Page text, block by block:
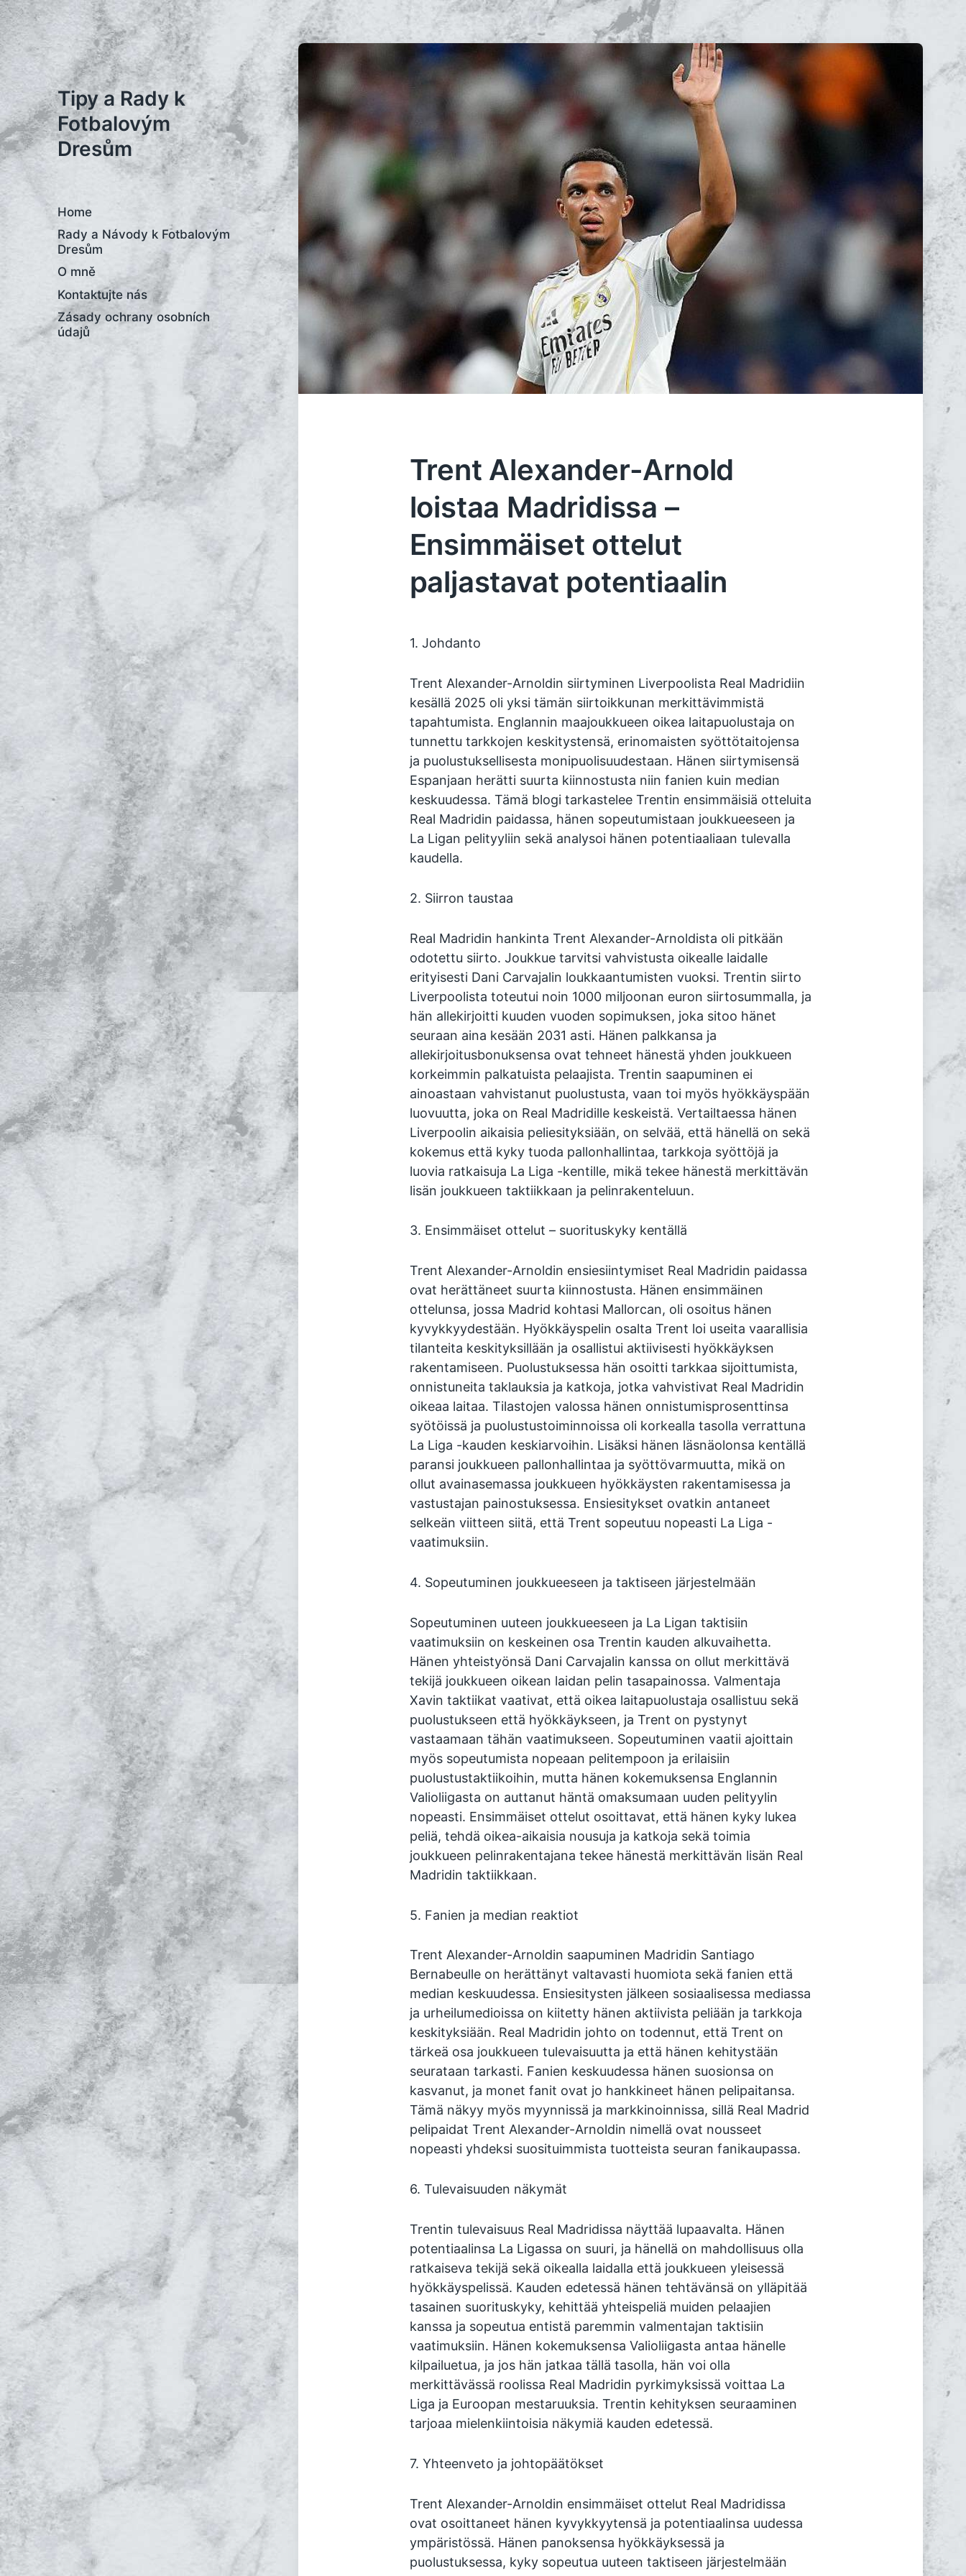
Tipy a Rady k
Fotbalovým
Dresům
Home
Rady a Návody k Fotbalovým
Dresům
O mně
Kontaktujte nás
Zásady ochrany osobních
údajů
Trent Alexander-Arnold
loistaa Madridissa –
Ensimmäiset ottelut
paljastavat potentiaalin
1. Johdanto
Trent Alexander-Arnoldin siirtyminen Liverpoolista Real Madridiin
kesällä 2025 oli yksi tämän siirtoikkunan merkittävimmistä
tapahtumista. Englannin maajoukkueen oikea laitapuolustaja on
tunnettu tarkkojen keskitystensä, erinomaisten syöttötaitojensa
ja puolustuksellisesta monipuolisuudestaan. Hänen siirtymisensä
Espanjaan herätti suurta kiinnostusta niin fanien kuin median
keskuudessa. Tämä blogi tarkastelee Trentin ensimmäisiä otteluita
Real Madridin paidassa, hänen sopeutumistaan joukkueeseen ja
La Ligan pelityyliin sekä analysoi hänen potentiaaliaan tulevalla
kaudella.
2. Siirron taustaa
Real Madridin hankinta Trent Alexander-Arnoldista oli pitkään
odotettu siirto. Joukkue tarvitsi vahvistusta oikealle laidalle
erityisesti Dani Carvajalin loukkaantumisten vuoksi. Trentin siirto
Liverpoolista toteutui noin 1000 miljoonan euron siirtosummalla, ja
hän allekirjoitti kuuden vuoden sopimuksen, joka sitoo hänet
seuraan aina kesään 2031 asti. Hänen palkkansa ja
allekirjoitusbonuksensa ovat tehneet hänestä yhden joukkueen
korkeimmin palkatuista pelaajista. Trentin saapuminen ei
ainoastaan vahvistanut puolustusta, vaan toi myös hyökkäyspään
luovuutta, joka on Real Madridille keskeistä. Vertailtaessa hänen
Liverpoolin aikaisia peliesityksiään, on selvää, että hänellä on sekä
kokemus että kyky tuoda pallonhallintaa, tarkkoja syöttöjä ja
luovia ratkaisuja La Liga -kentille, mikä tekee hänestä merkittävän
lisän joukkueen taktiikkaan ja pelinrakenteluun.
3. Ensimmäiset ottelut – suorituskyky kentällä
Trent Alexander-Arnoldin ensiesiintymiset Real Madridin paidassa
ovat herättäneet suurta kiinnostusta. Hänen ensimmäinen
ottelunsa, jossa Madrid kohtasi Mallorcan, oli osoitus hänen
kyvykkyydestään. Hyökkäyspelin osalta Trent loi useita vaarallisia
tilanteita keskityksillään ja osallistui aktiivisesti hyökkäyksen
rakentamiseen. Puolustuksessa hän osoitti tarkkaa sijoittumista,
onnistuneita taklauksia ja katkoja, jotka vahvistivat Real Madridin
oikeaa laitaa. Tilastojen valossa hänen onnistumisprosenttinsa
syötöissä ja puolustustoiminnoissa oli korkealla tasolla verrattuna
La Liga -kauden keskiarvoihin. Lisäksi hänen läsnäolonsa kentällä
paransi joukkueen pallonhallintaa ja syöttövarmuutta, mikä on
ollut avainasemassa joukkueen hyökkäysten rakentamisessa ja
vastustajan painostuksessa. Ensiesitykset ovatkin antaneet
selkeän viitteen siitä, että Trent sopeutuu nopeasti La Liga -
vaatimuksiin.
4. Sopeutuminen joukkueeseen ja taktiseen järjestelmään
Sopeutuminen uuteen joukkueeseen ja La Ligan taktisiin
vaatimuksiin on keskeinen osa Trentin kauden alkuvaihetta.
Hänen yhteistyönsä Dani Carvajalin kanssa on ollut merkittävä
tekijä joukkueen oikean laidan pelin tasapainossa. Valmentaja
Xavin taktiikat vaativat, että oikea laitapuolustaja osallistuu sekä
puolustukseen että hyökkäykseen, ja Trent on pystynyt
vastaamaan tähän vaatimukseen. Sopeutuminen vaatii ajoittain
myös sopeutumista nopeaan pelitempoon ja erilaisiin
puolustustaktiikoihin, mutta hänen kokemuksensa Englannin
Valioliigasta on auttanut häntä omaksumaan uuden pelityylin
nopeasti. Ensimmäiset ottelut osoittavat, että hänen kyky lukea
peliä, tehdä oikea-aikaisia nousuja ja katkoja sekä toimia
joukkueen pelinrakentajana tekee hänestä merkittävän lisän Real
Madridin taktiikkaan.
5. Fanien ja median reaktiot
Trent Alexander-Arnoldin saapuminen Madridin Santiago
Bernabeulle on herättänyt valtavasti huomiota sekä fanien että
median keskuudessa. Ensiesitysten jälkeen sosiaalisessa mediassa
ja urheilumedioissa on kiitetty hänen aktiivista peliään ja tarkkoja
keskityksiään. Real Madridin johto on todennut, että Trent on
tärkeä osa joukkueen tulevaisuutta ja että hänen kehitystään
seurataan tarkasti. Fanien keskuudessa hänen suosionsa on
kasvanut, ja monet fanit ovat jo hankkineet hänen pelipaitansa.
Tämä näkyy myös myynnissä ja markkinoinnissa, sillä Real Madrid
pelipaidat Trent Alexander-Arnoldin nimellä ovat nousseet
nopeasti yhdeksi suosituimmista tuotteista seuran fanikaupassa.
6. Tulevaisuuden näkymät
Trentin tulevaisuus Real Madridissa näyttää lupaavalta. Hänen
potentiaalinsa La Ligassa on suuri, ja hänellä on mahdollisuus olla
ratkaiseva tekijä sekä oikealla laidalla että joukkueen yleisessä
hyökkäyspelissä. Kauden edetessä hänen tehtävänsä on ylläpitää
tasainen suorituskyky, kehittää yhteispeliä muiden pelaajien
kanssa ja sopeutua entistä paremmin valmentajan taktisiin
vaatimuksiin. Hänen kokemuksensa Valioliigasta antaa hänelle
kilpailuetua, ja jos hän jatkaa tällä tasolla, hän voi olla
merkittävässä roolissa Real Madridin pyrkimyksissä voittaa La
Liga ja Euroopan mestaruuksia. Trentin kehityksen seuraaminen
tarjoaa mielenkiintoisia näkymiä kauden edetessä.
7. Yhteenveto ja johtopäätökset
Trent Alexander-Arnoldin ensimmäiset ottelut Real Madridissa
ovat osoittaneet hänen kyvykkyytensä ja potentiaalinsa uudessa
ympäristössä. Hänen panoksensa hyökkäyksessä ja
puolustuksessa, kyky sopeutua uuteen taktiseen järjestelmään